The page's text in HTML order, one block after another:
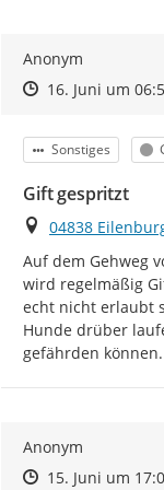
Anonym
Zeitpunkt des
Zeitpunkt des
16. Juni um
Kategorie
Sonstiges
Gift gespritzt
Ort
04838
Auf dem Gehweg
wird regelmäßig
echt nicht erlaubt
Hunde drüber
gefährden können.
Anonym
Zeitpunkt des
Zeitpunkt des
15. Juni um